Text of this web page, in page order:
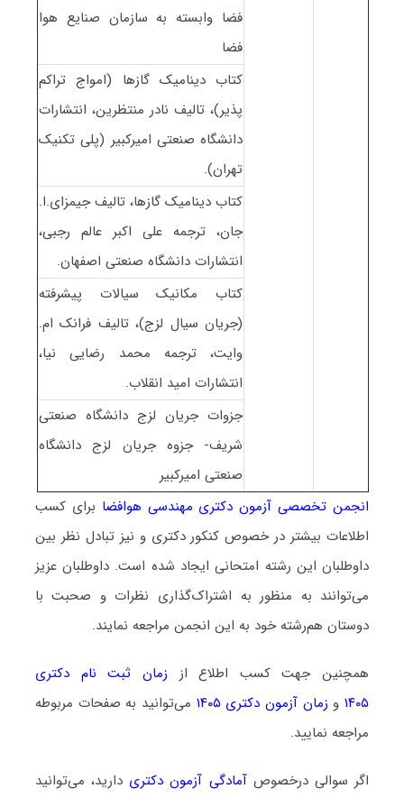
فضا وابسته به سازمان صنایع هوا
فضا
کتاب دینامیک گازها (امواج تراکم
پذیر)، تالیف نادر منتظرین، انتشارات
دانشگاه صنعتی امیرکبیر (پلی تکنیک
تهران).
کتاب دینامیک گازها، تالیف جیمزای.ا.
جان، ترجمه علی اکبر عالم رجبی،
انتشارات دانشگاه صنعتی اصفهان.
کتاب مکانیک سیالات پیشرفته
(جریان سیال لزج)، تالیف فرانک ام.
وایت، ترجمه محمد رضایی نیا،
انتشارات امید انقلاب.
جزوات جریان لزج دانشگاه صنعتی
شریف- جزوه جریان لزج دانشگاه
صنعتی امیرکبیر
انجمن تخصصی آزمون دکتری مهندسی هوافضا برای کسب
اطلاعات بیشتر در خصوص کنکور دکتری و نیز تبادل نظر بین
داوطلبان این رشته امتحانی ایجاد شده است. داوطلبان عزیز
می‌توانند به منظور به اشتراک‌گذاری نظرات و صحبت با
دوستان هم‌رشته خود به این انجمن مراجعه نمایند.
همچنین جهت کسب اطلاع از زمان ثبت نام دکتری
۱۴۰۵ و زمان آزمون دکتری ۱۴۰۵
می‌توانید به صفحات مربوطه
مراجعه نمایید.
اگر سوالی درخصوصآمادگی آزمون دکتری دارید، می‌توانید